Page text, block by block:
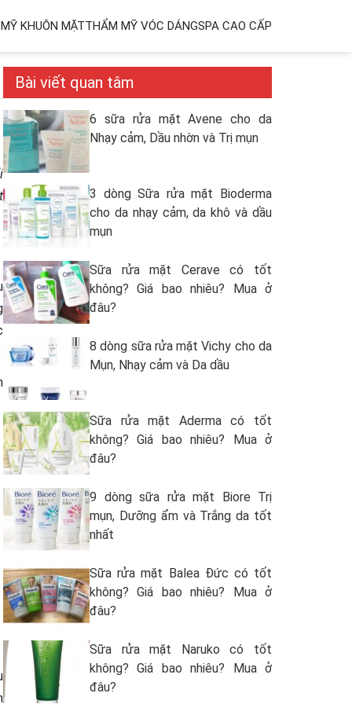
KHUÔN MẶTTHẨM MỸ VÓC DÁNGSPA CAO CẤP
Bài viết quan tâm
6 sữa rửa mặt Avene cho da
Nhạy cảm, Dầu nhờn và Trị mụn
3 dòng Sữa rửa mặt Bioderma
cho da nhạy cảm, da khô và dầu
mụn
Sữa rửa mặt Cerave có tốt
không? Giá bao nhiêu? Mua ở
đâu?
8 dòng sữa rửa mặt Vichy cho da
Mụn, Nhạy cảm và Da dầu
Sữa rửa mặt Aderma có tốt
không? Giá bao nhiêu? Mua ở
đâu?
9 dòng sữa rửa mặt Biore Trị
mụn, Dưỡng ẩm và Trắng da tốt
nhất
Sữa rửa mặt Balea Đức có tốt
không? Giá bao nhiêu? Mua ở
đâu?
Sữa rửa mặt Naruko có tốt
không? Giá bao nhiêu? Mua ở
đâu?